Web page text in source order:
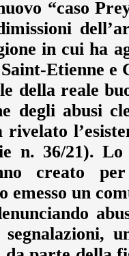
“caso
in cui ha
Etienne e
della reale
degli abusi
rivelato
n. 36/21). Lo
creato
emesso un
segnalazioni,